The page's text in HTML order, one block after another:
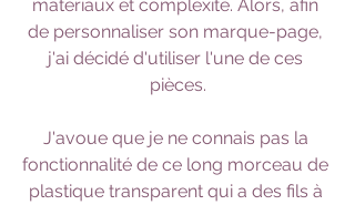
matériaux et complexité. Alors, afin
de personnaliser son marque-page,
j'ai décidé d'utiliser l'une de ces
pièces.
J'avoue que je ne connais pas la
fonctionnalité de ce long morceau de
plastique transparent qui a des fils à